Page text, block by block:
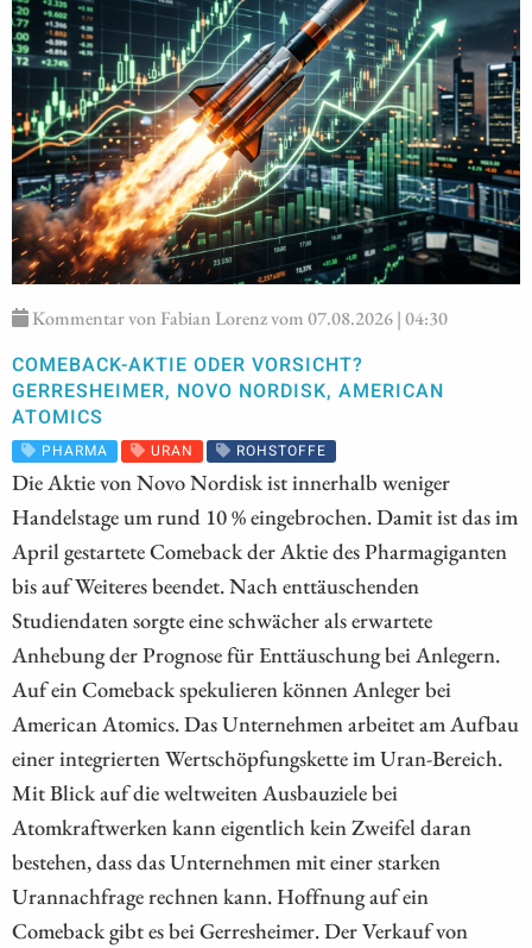
Kommentar von Fabian Lorenz vom 07.08.2026 | 04:30
COMEBACK-AKTIE ODER VORSICHT?
GERRESHEIMER, NOVO NORDISK, AMERICAN
ATOMICS
PHARMA URAN ROHSTOFFE
Die Aktie von Novo Nordisk ist innerhalb weniger
Handelstage um rund 10 % eingebrochen. Damit ist das im
April gestartete Comeback der Aktie des Pharmagiganten
bis auf Weiteres beendet. Nach enttäuschenden
Studiendaten sorgte eine schwächer als erwartete
Anhebung der Prognose für Enttäuschung bei Anlegern.
Auf ein Comeback spekulieren können Anleger bei
American Atomics. Das Unternehmen arbeitet am Aufbau
einer integrierten Wertschöpfungskette im Uran-Bereich.
Mit Blick auf die weltweiten Ausbauziele bei
Atomkraftwerken kann eigentlich kein Zweifel daran
bestehen, dass das Unternehmen mit einer starken
Urannachfrage rechnen kann. Hoffnung auf ein
Comeback gibt es bei Gerresheimer. Der Verkauf von